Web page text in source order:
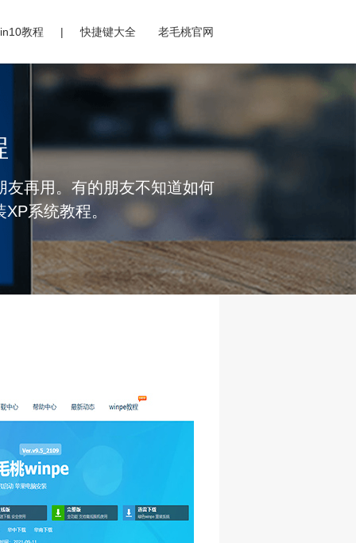
教程 | 快捷键大全 老毛桃官网
友再用。有的朋友不知道如何
系统教程。